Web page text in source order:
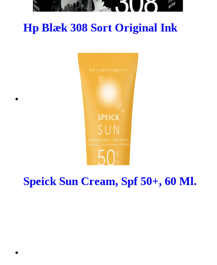
Hp Blæk 308 Sort Original Ink
Speick Sun Cream, Spf 50+, 60 Ml.